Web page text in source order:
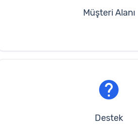
Müşteri Alanı
help
Destek